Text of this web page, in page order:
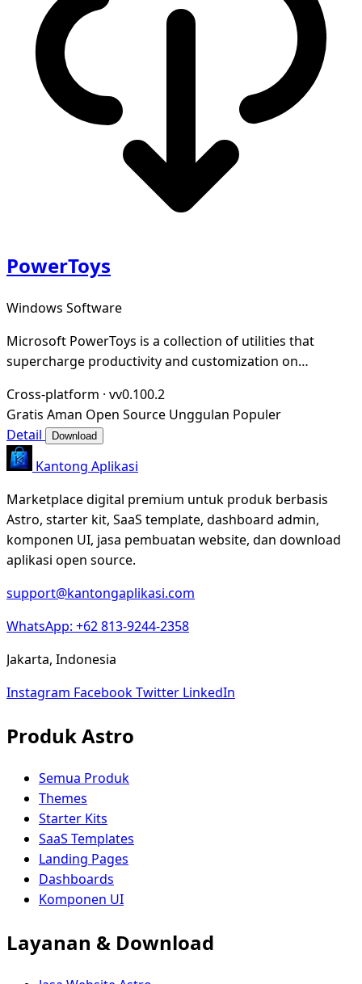
PowerToys
Windows Software
Microsoft PowerToys is a collection of utilities that
supercharge productivity and customization on
Cross-platform · vv0.100.2
Gratis Aman Open Source Unggulan Populer
Detail
Download
Kantong Aplikasi
Marketplace digital premium untuk produk berbasis
Astro, starter kit, SaaS template, dashboard admin,
komponen UI, jasa pembuatan website, dan download
aplikasi open source.
support@kantongaplikasi.com
WhatsApp: +62 813-9244-2358
Jakarta, Indonesia
Instagram FacebookTwitter LinkedIn
Produk Astro
Semua Produk
Themes
Starter Kits
SaaS Templates
Landing Pages
Dashboards
Komponen UI
Layanan & Download